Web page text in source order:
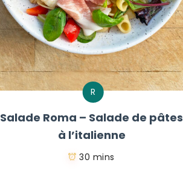
R
Salade Roma – Salade de pâtes
à l’italienne
30 mins